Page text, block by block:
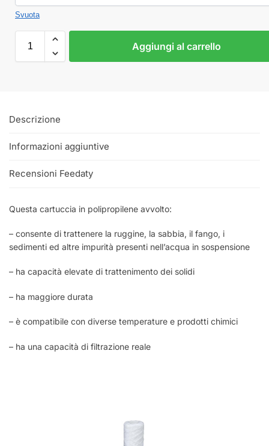
Svuota
Aggiungi al carrello
Descrizione
Informazioni aggiuntive
Recensioni Feedaty
Questa cartuccia in polipropilene avvolto:
– consente di trattenere la ruggine, la sabbia, il fango, i
sedimenti ed altre impurità presenti nell’acqua in sospensione
– ha capacità elevate di trattenimento dei solidi
– ha maggiore durata
– è compatibile con diverse temperature e prodotti chimici
– ha una capacità di filtrazione reale